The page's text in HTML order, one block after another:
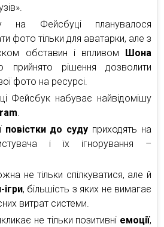
на Фейсбуці планувалося
фото тільки для аватарки, але з
обставин і впливом
Шона
прийнято рішення дозволити
фото на ресурсі.
Фейсбук набуває найвідомішу
.
повістки до суду приходять на
і їх ігнорування –
не тільки спілкуватися, але й
ігри, більшість з яких не вимагає
витрат системи.
не тільки позитивні емоції,